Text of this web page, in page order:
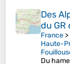
Des
du GR
France >
Haute-
Du